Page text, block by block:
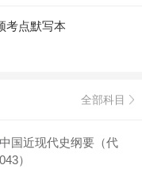
考点默写本
全部科目
中国近现代史纲要（代
）